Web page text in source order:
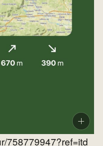
758779947?ref=itd